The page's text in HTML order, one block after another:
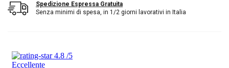
Spedizione Espressa Gratuita
Senza minimi di spesa, in 1/2 giorni lavorativi in Italia